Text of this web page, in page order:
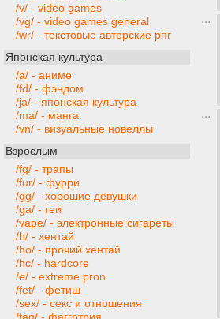
/v/ - video games
/vg/ - video games general
/wr/ - текстовые авторские рпг
Японская культура
/a/ - аниме
/fd/ - фэндом
/ja/ - японская культура
/ma/ - манга
/vn/ - визуальные новеллы
Взрослым
/fg/ - трапы
/fur/ - фурри
/gg/ - хорошие девушки
/ga/ - геи
/vape/ - электронные сигареты
/h/ - хентай
/ho/ - прочий хентай
/hc/ - hardcore
/e/ - extreme pron
/fet/ - фетиш
/sex/ - секс и отношения